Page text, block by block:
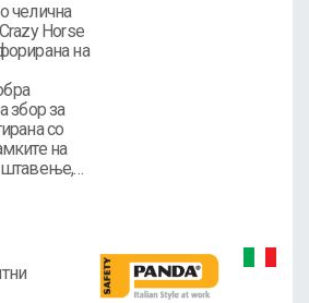
челична
Horse
на
збор за
со
на
штавење,…